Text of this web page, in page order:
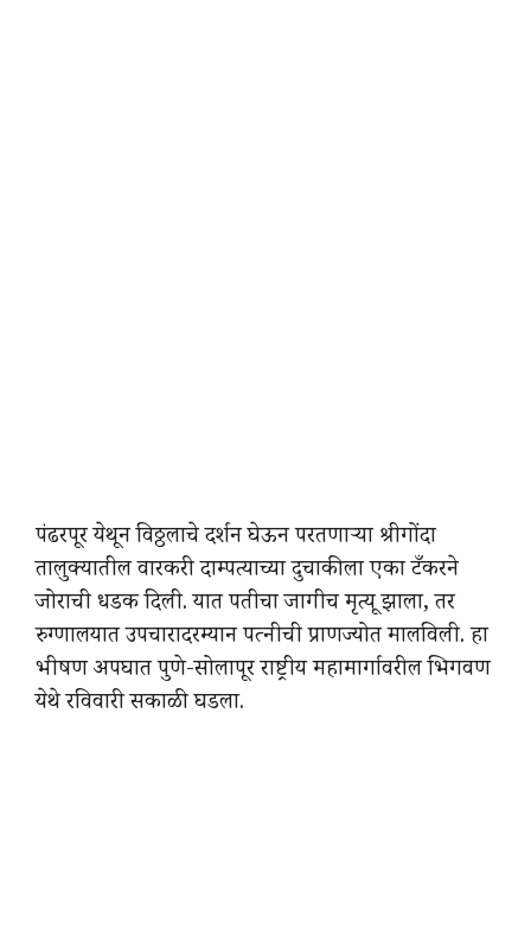
पंढरपूर येथून विठ्ठलाचे दर्शन घेऊन परतणाऱ्या श्रीगोंदा
तालुक्यातील वारकरी दाम्पत्याच्या दुचाकीला एका टँकरने
जोराची धडक दिली. यात पतीचा जागीच मृत्यू झाला, तर
रुग्णालयात उपचारादरम्यान पत्नीची प्राणज्योत मालविली. हा
भीषण अपघात पुणे-सोलापूर राष्ट्रीय महामार्गावरील भिगवण
येथे रविवारी सकाळी घडला.